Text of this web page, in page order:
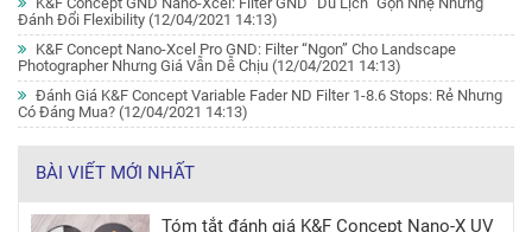
Đánh Đổi Flexibility (12/04/2021 14:13)
K&F Concept Nano-Xcel Pro GND: Filter “Ngon” Cho Landscape
Photographer Nhưng Giá Vẫn Dễ Chịu (12/04/2021 14:13)
Đánh Giá K&F Concept Variable Fader ND Filter 1-8.6 Stops: Rẻ Nhưng
Có Đáng Mua? (12/04/2021 14:13)
BÀI VIẾT MỚI NHẤT
Tóm tắt đánh giá K&F Concept Nano-X UV